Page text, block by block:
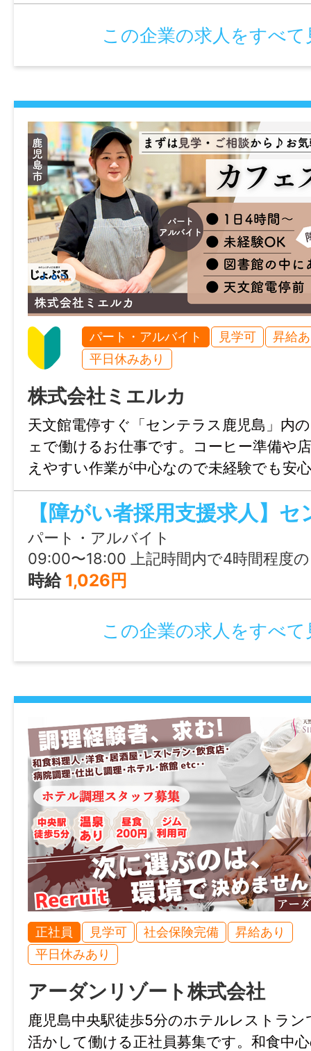
「話を聞いてみたい」
そんなお問い合わせも歓迎しています。
────────────────
【 この仕事が向いている人 】
・水族館や観光スポットが好きな方
・カフェやスイーツが好きな方
・人と関わる仕事に挑戦したい方
・少しずつ仕事に慣れていきたい方
────────────────
JKSS-001
仕事内容変更の可能性：あり
変更予定の仕事内容：事業所の定める業務
〒892-0814 鹿児島県鹿児島市本港新町3-1
最寄り駅：水族館口電停から徒歩10分
勤務地変更の可能性：なし
最寄り駅
水族館口電停から徒歩10分
給与
時給 1,026円
雇用形態
パート・アルバイト
経験
不問
年齢制限
不問
学歴
不問
免許・資格
不問
就業時間
この企業の求人をすべて
パート・アルバイト 見学可
昇給
平日休みあり
株式会社ミエルカ
天文館電停すぐ「センテラス鹿児島」内
ェで働けるお仕事です。コーヒー準備や
えやすい作業が中心なので未経験でも安
ート体制も整っており、自分のペースを
ら、落ち着いた空間で少しずつ仕事に慣
パート・アルバイト
09:00〜18:00 上記時間内で4時間程度
時給 1,026円
この企業の求人をすべて
正社員 見学可 社会保険完備
昇給あり
平日休みあり
アーダンリゾート株式会社
鹿児島中央駅徒歩5分のホテルレストラン
活かして働ける正社員募集です。和食中